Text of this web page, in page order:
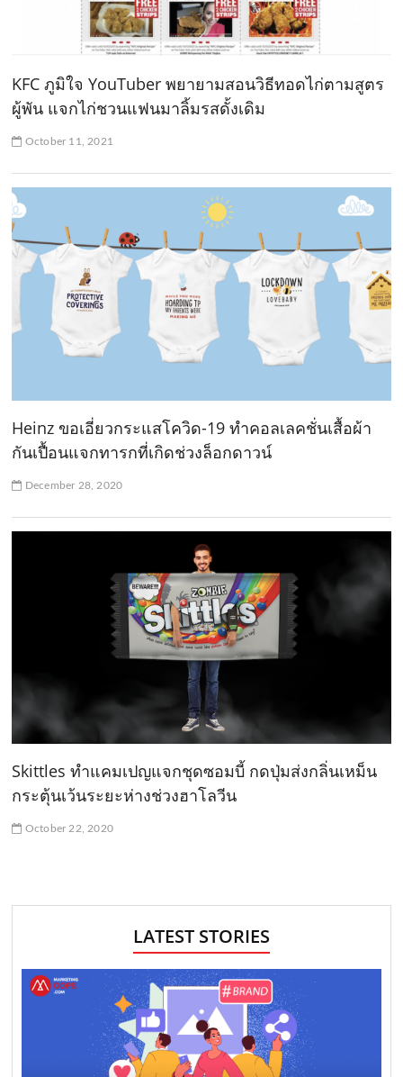
KFC ภูมิใจ YouTuber พยายามสอนวิธีทอดไก่ตามสูตร
ผู้พัน แจกไก่ชวนแฟนมาลิ้มรสดั้งเดิม
October 11, 2021
Heinz ขอเอี่ยวกระแสโควิด-19 ทำคอลเลคชั่นเสื้อผ้า
กันเปื้อนแจกทารกที่เกิดช่วงล็อกดาวน์
December 28, 2020
Skittles ทำแคมเปญแจกชุดซอมบี้ กดปุ่มส่งกลิ่นเหม็น
กระตุ้นเว้นระยะห่างช่วงฮาโลวีน
October 22, 2020
LATEST STORIES